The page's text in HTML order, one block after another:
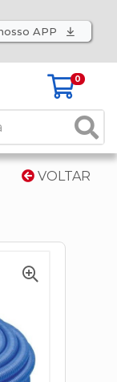
APP
0
VOLTAR